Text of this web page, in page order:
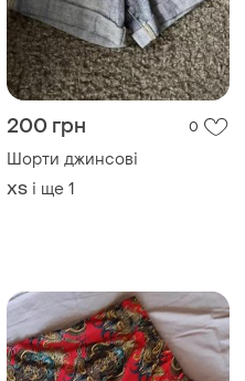
200 грн 0
Шорти джинсові
ХS і ще 1